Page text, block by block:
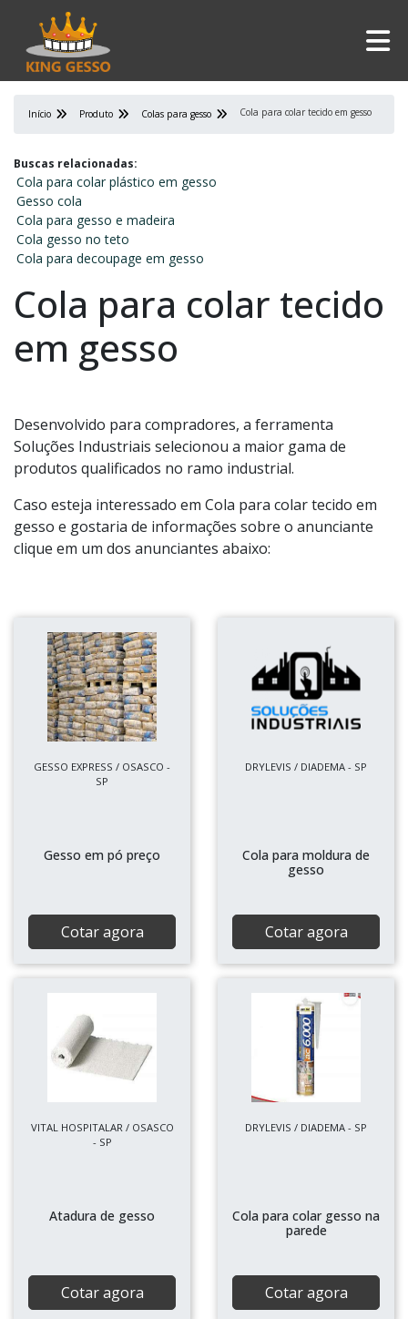
Início Produto Colas para gesso Cola para colar tecido em gesso
Buscas relacionadas:
Cola para colar plástico em gesso
Gesso cola
Cola para gesso e madeira
Cola gesso no teto
Cola para decoupage em gesso
Cola para colar tecido
em gesso
Desenvolvido para compradores, a ferramenta
Soluções Industriais selecionou a maior gama de
produtos qualificados no ramo industrial.
Caso esteja interessado em Cola para colar tecido em
gesso e gostaria de informações sobre o anunciante
clique em um dos anunciantes abaixo:
GESSO EXPRESS / OSASCO -
SP
Gesso em pó preço
Cotar agora
DRYLEVIS / DIADEMA - SP
Cola para moldura de
gesso
Cotar agora
VITAL HOSPITALAR / OSASCO
- SP
Atadura de gesso
Cotar agora
DRYLEVIS / DIADEMA - SP
Cola para colar gesso na
parede
Cotar agora